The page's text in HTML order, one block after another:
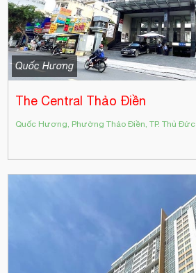
Quốc Hương
The Central Thảo Điền
Quốc Hương, Phường Thảo Điền, TP. Thủ Đức